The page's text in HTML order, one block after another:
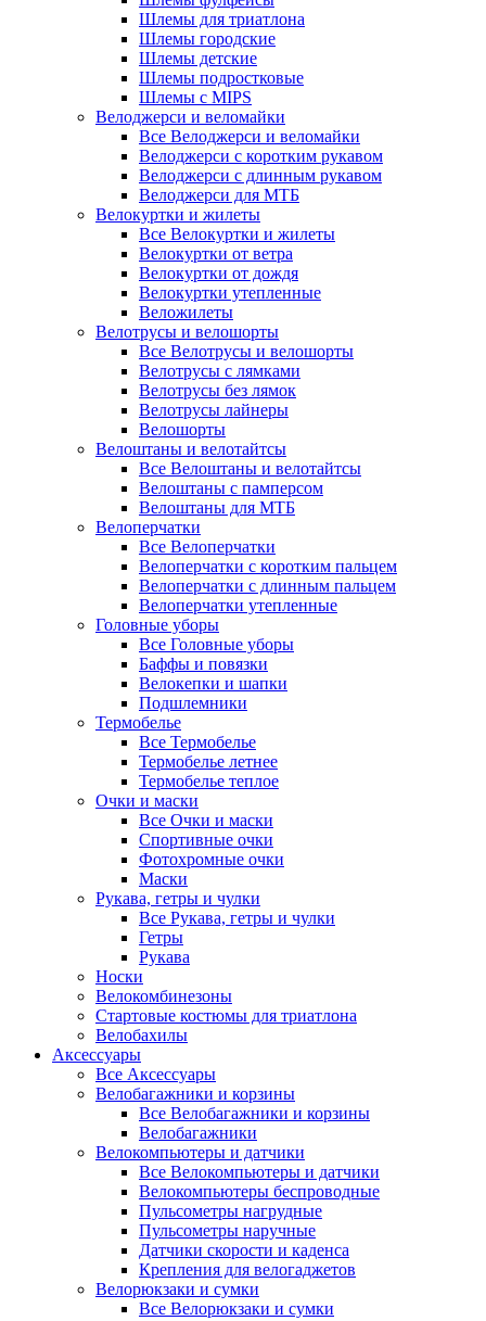
Шлемы для триатлона
Шлемы городские
Шлемы детские
Шлемы подростковые
Шлемы с MIPS
Велоджерси и веломайки
Все Велоджерси и веломайки
Велоджерси с коротким рукавом
Велоджерси с длинным рукавом
Велоджерси для МТБ
Велокуртки и жилеты
Все Велокуртки и жилеты
Велокуртки от ветра
Велокуртки от дождя
Велокуртки утепленные
Веложилеты
Велотрусы и велошорты
Все Велотрусы и велошорты
Велотрусы с лямками
Велотрусы без лямок
Велотрусы лайнеры
Велошорты
Велоштаны и велотайтсы
Все Велоштаны и велотайтсы
Велоштаны с памперсом
Велоштаны для МТБ
Велоперчатки
Все Велоперчатки
Велоперчатки с коротким пальцем
Велоперчатки с длинным пальцем
Велоперчатки утепленные
Головные уборы
Все Головные уборы
Баффы и повязки
Велокепки и шапки
Подшлемники
Термобелье
Все Термобелье
Термобелье летнее
Термобелье теплое
Очки и маски
Все Очки и маски
Спортивные очки
Фотохромные очки
Маски
Рукава, гетры и чулки
Все Рукава, гетры и чулки
Гетры
Рукава
Носки
Велокомбинезоны
Стартовые костюмы для триатлона
Велобахилы
Аксессуары
Все Аксессуары
Велобагажники и корзины
Все Велобагажники и корзины
Велобагажники
Велокомпьютеры и датчики
Все Велокомпьютеры и датчики
Велокомпьютеры беспроводные
Пульсометры нагрудные
Пульсометры наручные
Датчики скорости и каденса
Крепления для велогаджетов
Велорюкзаки и сумки
Все Велорюкзаки и сумки